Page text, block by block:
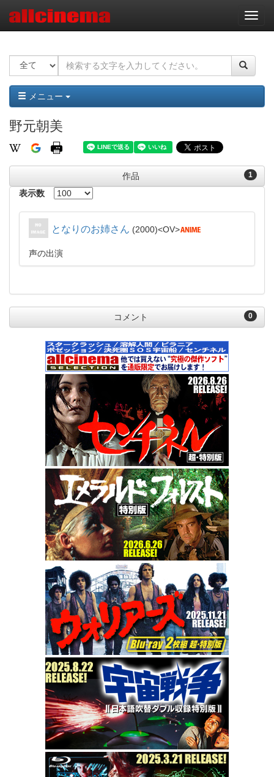
ナ
ビ
ー
ョ
ン
メニュー
野元朝美
1
作品
表示数
となりのお姉さん 2000 OV
声の出演
0
コメント